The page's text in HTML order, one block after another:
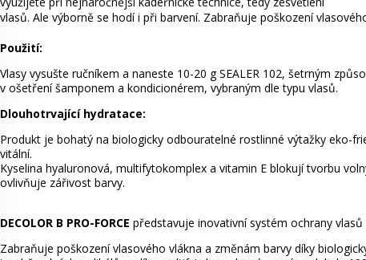
vlasů. Ale výborně se hodí i při barvení. Zabraňuje poškození
Použití:
Vlasy vysušte ručníkem a naneste 10-20 g SEALER 102, šetrným
v ošetření šamponem a kondicionérem, vybraným dle typu vlasů.
Dlouhotrvající hydratace:
Produkt je bohatý na biologicky odbouratelné rostlinné výtažky eko-
vitální.
Kyselina hyaluronová, multifytokomplex a vitamin E blokují tvorbu
ovlivňuje zářivost barvy.
DECOLOR B PRO-FORCE představuje inovativní systém ochrany
Zabraňuje poškození vlasového vlákna a změnám barvy díky